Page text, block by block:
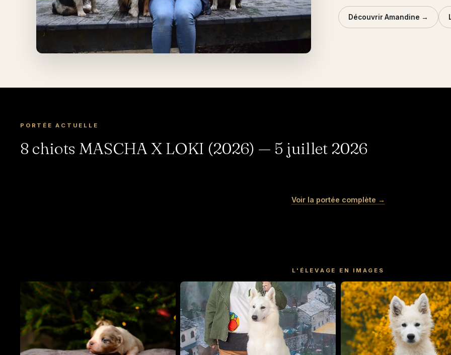
Découvrir Amandine →
PORTÉE ACTUELLE
8 chiots MASCHA X LOKI (2026) — 5 juillet 2026
Voir la portée complète →
L'ÉLEVAGE EN IMAGES